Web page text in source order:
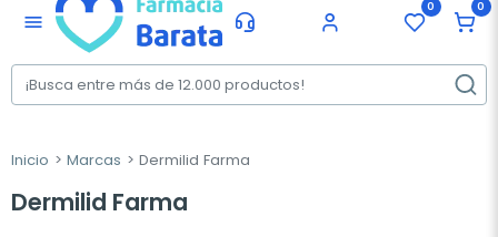
menu
0 0
Inicio Marcas Dermilid Farma
Dermilid Farma